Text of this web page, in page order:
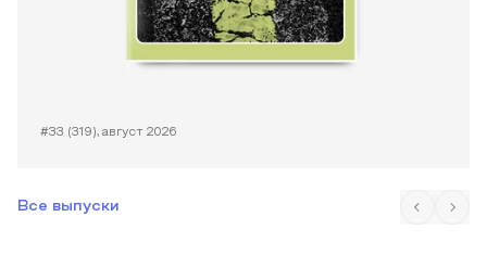
#33 (319), август 2026
Все выпуски